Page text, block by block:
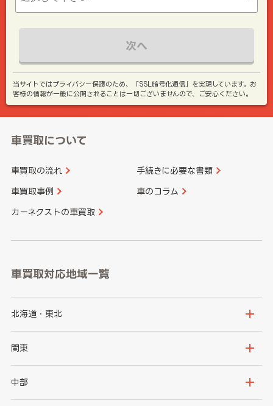
次へ
当サイトではプライバシー保護のため、「SSL暗号化通信」を実現しています。お
客様の情報が一般に公開されることは一切ございませんので、ご安心ください。
車買取について
車買取の流れ 手続きに必要な書類
車買取事例 車のコラム
カーネクストの車買取
車買取対応地域一覧
北海道・東北
北海道
岩手県
関東
茨城県
中部